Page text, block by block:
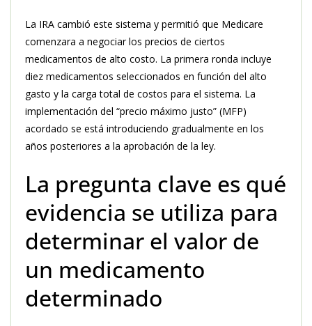
La IRA cambió este sistema y permitió que Medicare
comenzara a negociar los precios de ciertos
medicamentos de alto costo. La primera ronda incluye
diez medicamentos seleccionados en función del alto
gasto y la carga total de costos para el sistema. La
implementación del “precio máximo justo” (MFP)
acordado se está introduciendo gradualmente en los
años posteriores a la aprobación de la ley.
La pregunta clave es qué
evidencia se utiliza para
determinar el valor de
un medicamento
determinado